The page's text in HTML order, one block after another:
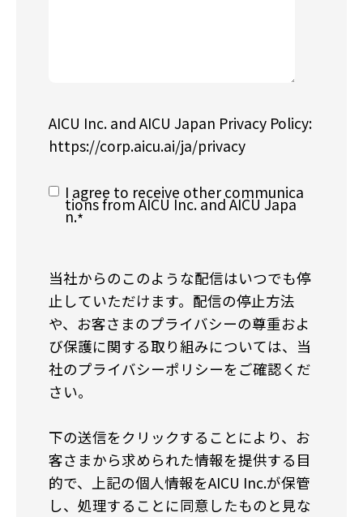
AICU Inc. and AICU Japan Privacy Policy:
https://corp.aicu.ai/ja/privacy
I agree to receive other communica
tions from AICU Inc. and AICU Japa
n.*
当社からのこのような配信はいつでも停
止していただけます。配信の停止方法
や、お客さまのプライバシーの尊重およ
び保護に関する取り組みについては、当
社のプライバシーポリシーをご確認くだ
さい。
下の送信をクリックすることにより、お
客さまから求められた情報を提供する目
的で、上記の個人情報をAICU Inc.が保管
し、処理することに同意したものと見な